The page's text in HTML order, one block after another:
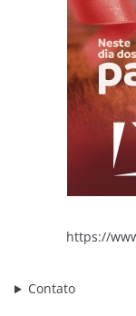
https://
Contato